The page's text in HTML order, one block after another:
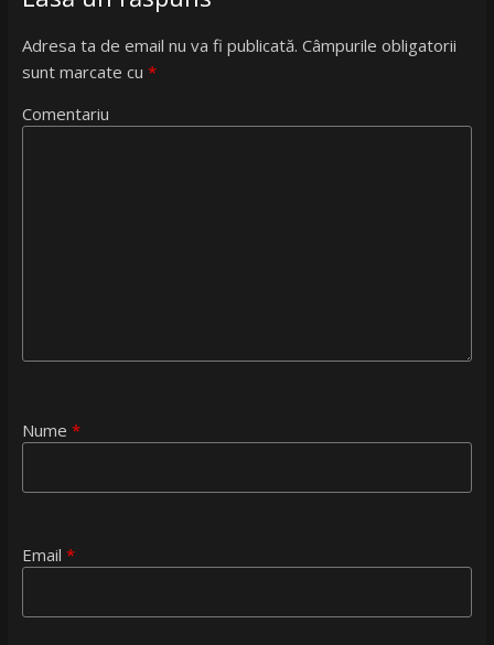
Adresa ta de email nu va fi publicată. Câmpurile obligatorii
sunt marcate cu *
Comentariu
Nume *
Email *